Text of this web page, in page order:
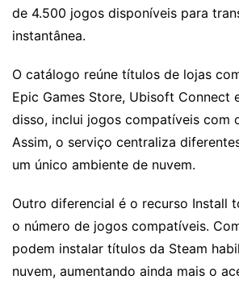
de 4.500 jogos disponíveis para
instantânea.
O catálogo reúne títulos de lojas
Epic Games Store, Ubisoft Connect
disso, inclui jogos compatíveis com
Assim, o serviço centraliza
um único ambiente de nuvem.
Outro diferencial é o recurso Install
o número de jogos compatíveis.
podem instalar títulos da Steam
nuvem, aumentando ainda mais o